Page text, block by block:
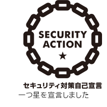
一つ星を宣言しました